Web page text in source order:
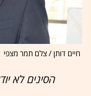
חיים דותן / צלם תמר מצפי
הסינים לא